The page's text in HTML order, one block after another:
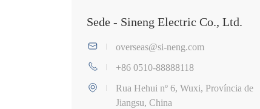
Sede - Sineng Electric Co., Ltd.
overseas@si-neng.com
+86 0510-88888118
Rua Hehui nº 6, Wuxi, Província de
Jiangsu, China